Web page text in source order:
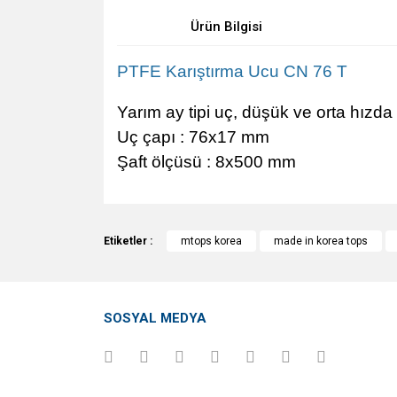
Ürün Bilgisi
PTFE Karıştırma Ucu CN 76 T
Yarım ay tipi uç, düşük ve orta
Uç çapı : 76x17 mm
Şaft ölçüsü : 8x500 mm
Ürün bilgilerinde hatalar bulunuyor.
Etiketler : mtops korea made in korea tops
SOSYAL MEDYA